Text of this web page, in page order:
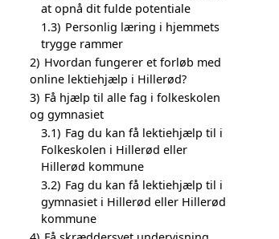
at opnå dit fulde potentiale
1.3) Personlig læring i hjemmets
trygge rammer
2) Hvordan fungerer et forløb med
online lektiehjælp i Hillerød?
3) Få hjælp til alle fag i folkeskolen
og gymnasiet
3.1) Fag du kan få lektiehjælp til i
Folkeskolen i Hillerød eller
Hillerød kommune
3.2) Fag du kan få lektiehjælp til i
gymnasiet i Hillerød eller Hillerød
kommune